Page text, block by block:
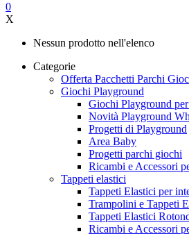
0
X
Nessun prodotto nell'elenco
Categorie
Offerta Pacchetti Parchi
Giochi Playground
Giochi Playground
Novità Playground
Progetti di Playground
Area Baby
Progetti parchi giochi
Ricambi e Accessori
Tappeti elastici
Tappeti Elastici per
Trampolini e Tappeti
Tappeti Elastici
Ricambi e Accessori